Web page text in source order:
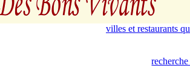
villes et restaurants